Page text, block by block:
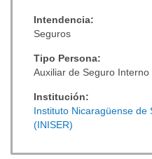
Intendencia:
Seguros
Tipo Persona:
Auxiliar de Seguro Interno
Institución:
Instituto Nicaragüense de
(INISER)